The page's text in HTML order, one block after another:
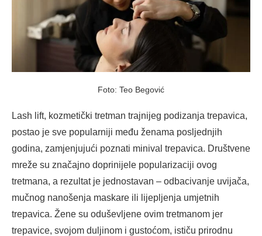
Foto: Teo Begović
Lash lift, kozmetički tretman trajnijeg podizanja trepavica,
postao je sve popularniji među ženama posljednjih
godina, zamjenjujući poznati minival trepavica. Društvene
mreže su značajno doprinijele popularizaciji ovog
tretmana, a rezultat je jednostavan – odbacivanje uvijača,
mučnog nanošenja maskare ili lijepljenja umjetnih
trepavica. Žene su oduševljene ovim tretmanom jer
trepavice, svojom duljinom i gustoćom, ističu prirodnu